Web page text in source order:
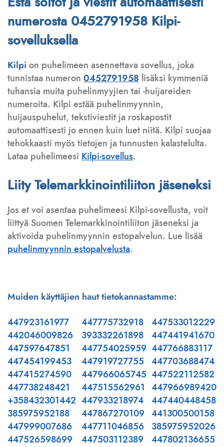
numerosta 0452791958 Kilpi-
sovelluksella
Kilpi on puhelimeen asennettava sovellus, joka
tunnistaa numeron 0452791958 lisäksi kymmeniä
tuhansia muita puhelinmyyjien tai -huijareiden
numeroita. Kilpi estää puhelinmyynnin,
huijauspuhelut, tekstiviestit ja roskapostit
automaattisesti jo ennen kuin luet niitä. Kilpi suojaa
tehokkaasti myös tietojen ja tunnusten kalastelulta.
Lataa puhelimeesi Kilpi-sovellus.
Liity Telemarkkinointiliiton jäseneksi
Jos et voi asentaa puhelimeesi Kilpi-sovellusta, voit
liittyä Suomen Telemarkkinointiliiton jäseneksi ja
aktivoida puhelinmyynnin estopalvelun. Lue lisää
puhelinmyynnin estopalvelusta.
Muiden käyttäjien haut tietokannastamme:
447923161977
442046009826
447597647851
447454199453
447415274590
447738248421
+358432301442
385975952188
447999007686
447526598699
447775732918
393332261898
447754025959
447919727755
447966065745
447515562961
447933218974
447867270109
447711046856
447503112389
447533012229
447441941670
447766883117
447703688474
447522112582
447966989420
447440448458
441300500158
385975952026
447802136655